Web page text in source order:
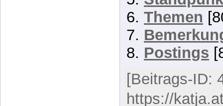
Themen
Postings
[Beitrags-ID: